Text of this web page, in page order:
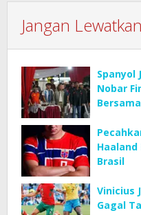
Jangan Lewatkan
Spanyol
Nobar
Brasil
Vinicius
Gagal